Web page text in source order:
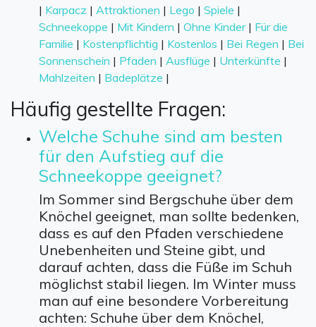
| Karpacz | Attraktionen | Lego | Spiele |
Schneekoppe | Mit Kindern | Ohne Kinder| Für die
Familie | Kostenpflichtig | Kostenlos | Bei Regen | Bei
Sonnenschein | Pfaden | Ausflüge | Unterkünfte |
Mahlzeiten | Badeplätze |
Häufig gestellte Fragen:
Welche Schuhe sind am besten
für den Aufstieg auf die
Schneekoppe geeignet?
Im Sommer sind Bergschuhe über dem
Knöchel geeignet, man sollte bedenken,
dass es auf den Pfaden verschiedene
Unebenheiten und Steine gibt, und
darauf achten, dass die Füße im Schuh
möglichst stabil liegen. Im Winter muss
man auf eine besondere Vorbereitung
achten: Schuhe über dem Knöchel,